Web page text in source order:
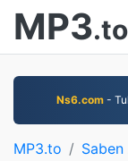
MP3.to
Ns6.com -
MP3.to